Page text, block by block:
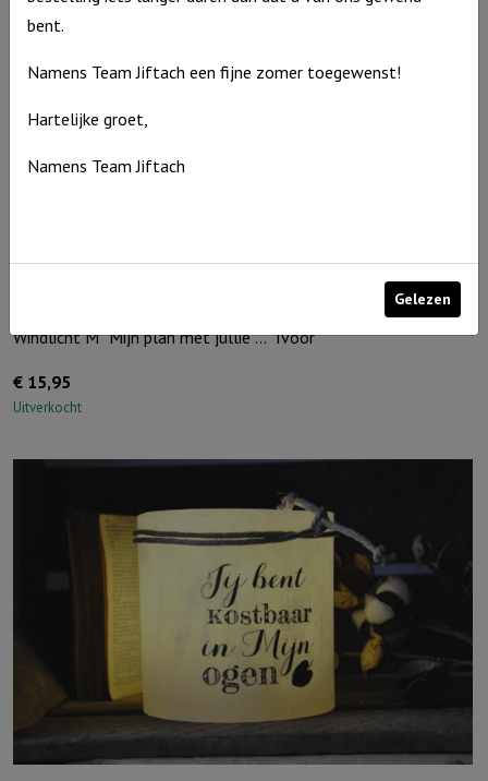
Windlicht M “Mijn plan met jullie …” Ivoor
€ 15,95
Uitverkocht
bent.
Namens Team Jiftach een fijne zomer toegewenst!
Hartelijke groet,
Namens Team Jiftach
Gelezen